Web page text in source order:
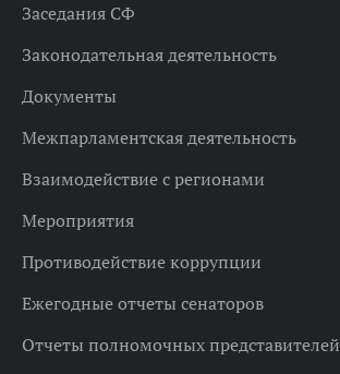
Заседания СФ
Законодательная деятельность
Документы
Межпарламентская деятельность
Взаимодействие с регионами
Мероприятия
Противодействие коррупции
Ежегодные отчеты сенаторов
Отчеты полномочных представителей